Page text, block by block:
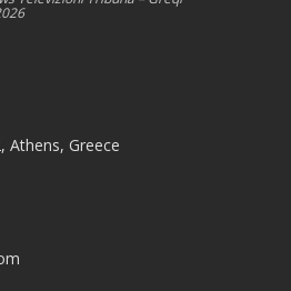
Athens, Greece